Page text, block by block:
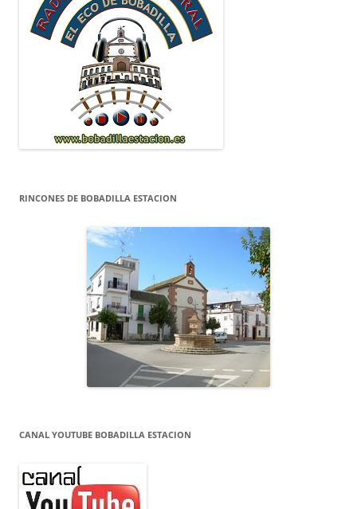
RINCONES DE BOBADILLA ESTACION
CANAL YOUTUBE BOBADILLA ESTACION